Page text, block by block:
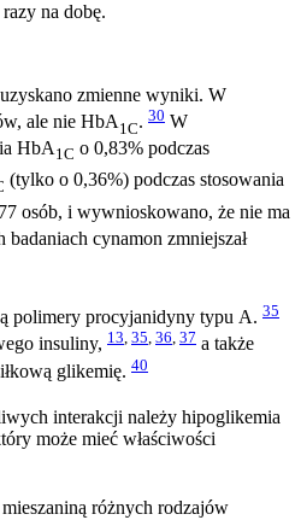
na dobę.
zmienne wyniki. W
ale nie HbA 1C. 30 W
HbA 1C o 0,83% podczas
(tylko o 0,36%) podczas stosowania
osób, i wywnioskowano, że nie ma
cynamon zmniejszał
polimery procyjanidyny typu A. 35
insuliny, 13, 35, 36, 37 a także
glikemię. 40
interakcji należy hipoglikemia
może mieć właściwości
różnych rodzajów